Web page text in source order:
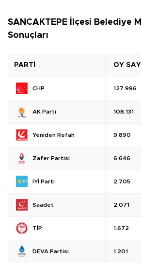
SANCAKTEPE İlçesi Belediye
Sonuçları
PARTİ OY
CHP 127.996
AK Parti 108.131
Yeniden Refah 9.890
Zafer Partisi 6.646
İYİ Parti 2.705
Saadet 2.071
TİP 1.672
DEVA Partisi 1.201